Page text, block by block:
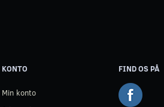
KONTO
Min konto
FIND OS PÅ